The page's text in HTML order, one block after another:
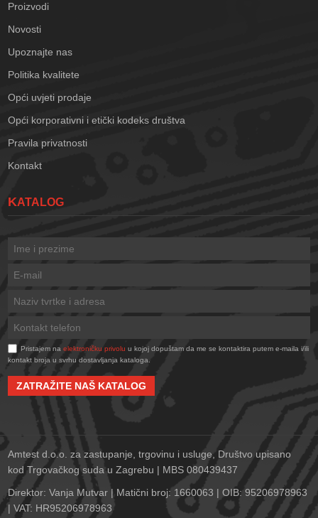
Proizvodi
Novosti
Upoznajte nas
Politika kvalitete
Opći uvjeti prodaje
Opći korporativni i etički kodeks društva
Pravila privatnosti
Kontakt
KATALOG
Pristajem naelektroničku privolu u kojoj dopuštam da me se kontaktira putem e-maila i/ili
kontakt broja u svrhu dostavljanja kataloga.
ZATRAŽITE NAŠ KATALOG
Amtest d.o.o. za zastupanje, trgovinu i usluge, Društvo upisano
kod Trgovačkog suda u Zagrebu | MBS 080439437
Direktor: Vanja Mutvar | Matični broj: 1660063 | OIB: 95206978963
| VAT: HR95206978963